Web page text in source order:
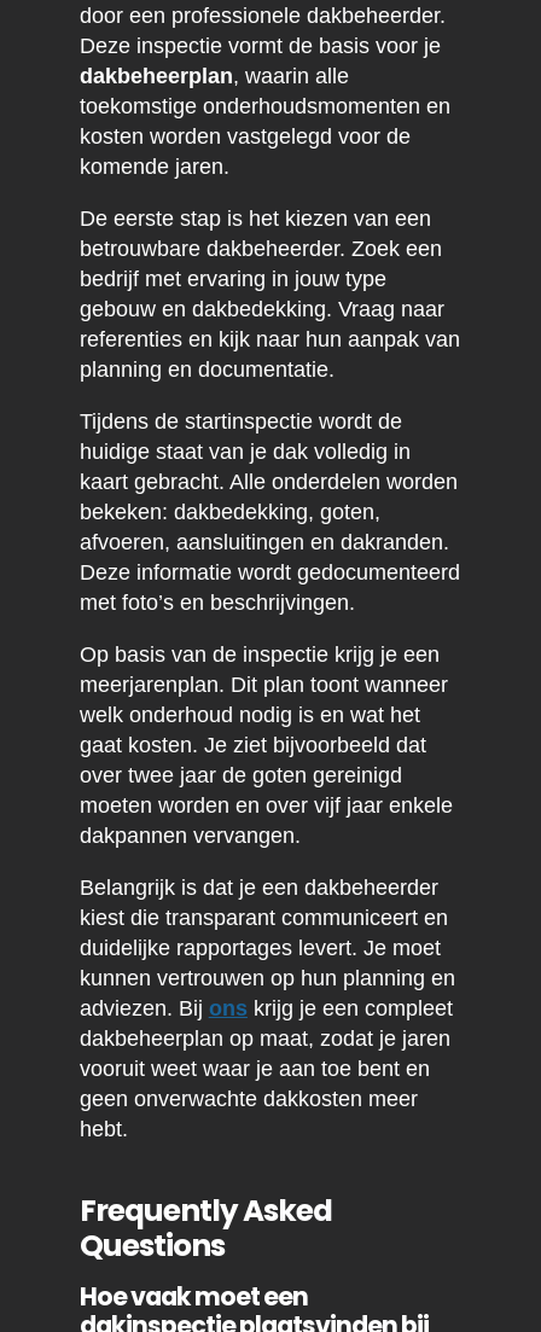
door een professionele dakbeheerder.
Deze inspectie vormt de basis voor je
dakbeheerplan, waarin alle
toekomstige onderhoudsmomenten en
kosten worden vastgelegd voor de
komende jaren.
De eerste stap is het kiezen van een
betrouwbare dakbeheerder. Zoek een
bedrijf met ervaring in jouw type
gebouw en dakbedekking. Vraag naar
referenties en kijk naar hun aanpak van
planning en documentatie.
Tijdens de startinspectie wordt de
huidige staat van je dak volledig in
kaart gebracht. Alle onderdelen worden
bekeken: dakbedekking, goten,
afvoeren, aansluitingen en dakranden.
Deze informatie wordt gedocumenteerd
met foto’s en beschrijvingen.
Op basis van de inspectie krijg je een
meerjarenplan. Dit plan toont wanneer
welk onderhoud nodig is en wat het
gaat kosten. Je ziet bijvoorbeeld dat
over twee jaar de goten gereinigd
moeten worden en over vijf jaar enkele
dakpannen vervangen.
Belangrijk is dat je een dakbeheerder
kiest die transparant communiceert en
duidelijke rapportages levert. Je moet
kunnen vertrouwen op hun planning en
adviezen. Bij ons krijg je een compleet
dakbeheerplan op maat, zodat je jaren
vooruit weet waar je aan toe bent en
geen onverwachte dakkosten meer
hebt.
Frequently Asked
Questions
Hoe vaak moet een